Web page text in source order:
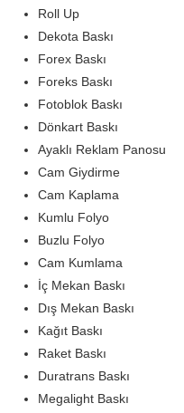
Roll Up
Dekota Baskı
Forex Baskı
Foreks Baskı
Fotoblok Baskı
Dönkart Baskı
Ayaklı Reklam Panosu
Cam Giydirme
Cam Kaplama
Kumlu Folyo
Buzlu Folyo
Cam Kumlama
İç Mekan Baskı
Dış Mekan Baskı
Kağıt Baskı
Raket Baskı
Duratrans Baskı
Megalight Baskı